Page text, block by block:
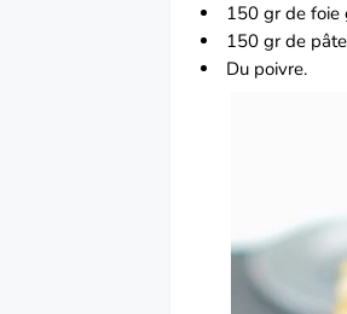
150 gr de foie
150 gr de
Du poivre.